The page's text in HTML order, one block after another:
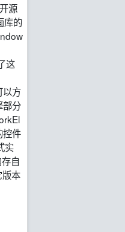
源
库的
这
以方
部分
控件
实
自
本